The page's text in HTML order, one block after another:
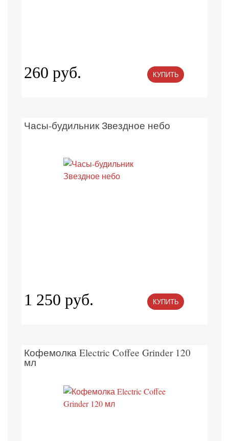
260 руб. КУПИТЬ
Часы-будильник Звездное небо
1 250 руб. КУПИТЬ
Кофемолка Electric Coffee Grinder 120
мл